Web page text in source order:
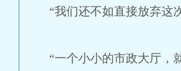
“我们还不如直接放弃这
“一个小小的市政大厅，